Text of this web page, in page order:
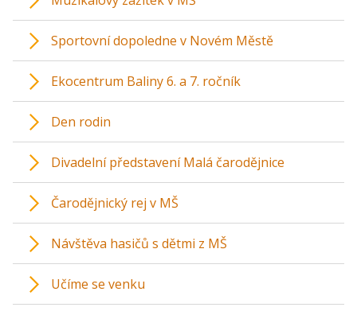
Sportovní dopoledne v Novém Městě
Ekocentrum Baliny 6. a 7. ročník
Den rodin
Divadelní představení Malá čarodějnice
Čarodějnický rej v MŠ
Návštěva hasičů s dětmi z MŠ
Učíme se venku